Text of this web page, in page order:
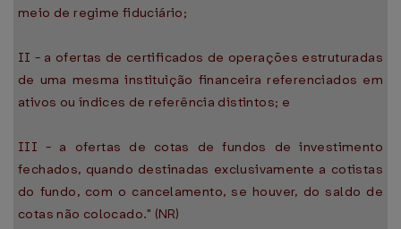
meio de regime fiduciário;
II - a ofertas de certificados de operações estruturadas
de uma mesma instituição financeira referenciados em
ativos ou índices de referência distintos; e
III - a ofertas de cotas de fundos de investimento
fechados, quando destinadas exclusivamente a cotistas
do fundo, com o cancelamento, se houver, do saldo de
cotas não colocado." (NR)